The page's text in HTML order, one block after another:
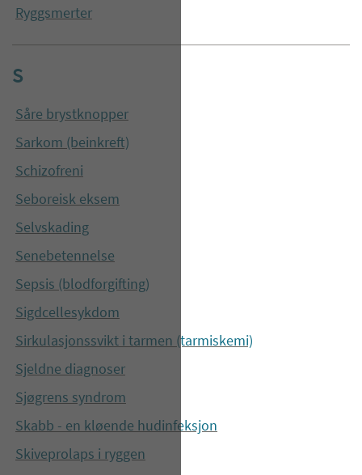
Ryggsmerter
S
Såre brystknopper
Sarkom (beinkreft)
Schizofreni
Seboreisk eksem
Selvskading
Senebetennelse
Sepsis (blodforgifting)
Sigdcellesykdom
Sirkulasjonssvikt i tarmen (tarmiskemi)
Sjeldne diagnoser
Sjøgrens syndrom
Skabb - en kløende hudinfeksjon
Skiveprolaps i ryggen